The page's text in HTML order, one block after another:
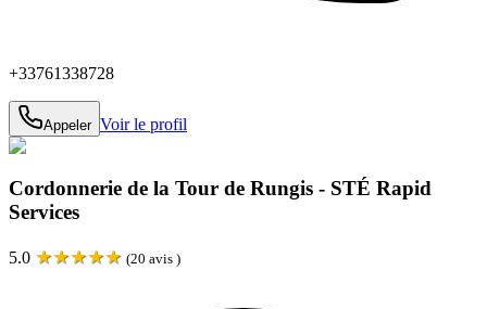
+33761338728
Appeler Voir le profil
Cordonnerie de la Tour de Rungis - STÉ Rapid
Services
5.0 ★★★★★ (20 avis )